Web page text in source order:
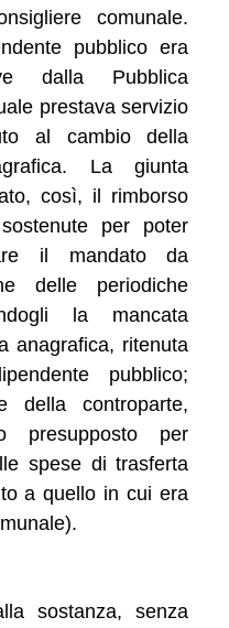
comunale.
pubblico era
dalla Pubblica
prestava servizio
al cambio della
La giunta
così, il rimborso
per poter
il mandato da
delle periodiche
la mancata
anagrafica, ritenuta
pubblico;
della controparte,
presupposto per
spese di trasferta
a quello in cui era
sostanza, senza